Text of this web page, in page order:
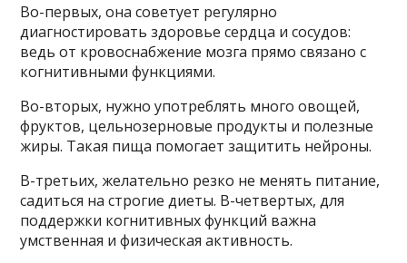
Во-первых, она советует регулярно
диагностировать здоровье сердца и сосудов:
ведь от кровоснабжение мозга прямо связано с
когнитивными функциями.
Во-вторых, нужно употреблять много овощей,
фруктов, цельнозерновые продукты и полезные
жиры. Такая пища помогает защитить нейроны.
В-третьих, желательно резко не менять питание,
садиться на строгие диеты. В-четвертых, для
поддержки когнитивных функций важна
умственная и физическая активность.